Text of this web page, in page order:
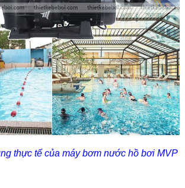
thực tế của máy bơm nước hồ bơi MVP